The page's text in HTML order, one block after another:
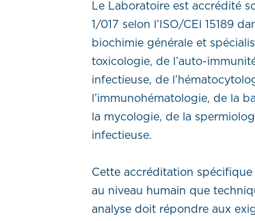
Le Laboratoire est accrédité
1/017 selon l’ISO/CEl 15189
biochimie générale et
toxicologie, de l’auto-
infectieuse, de
l’immunohématologie, de la
la mycologie, de la
infectieuse.
Cette accréditation
au niveau humain que
analyse doit répondre aux